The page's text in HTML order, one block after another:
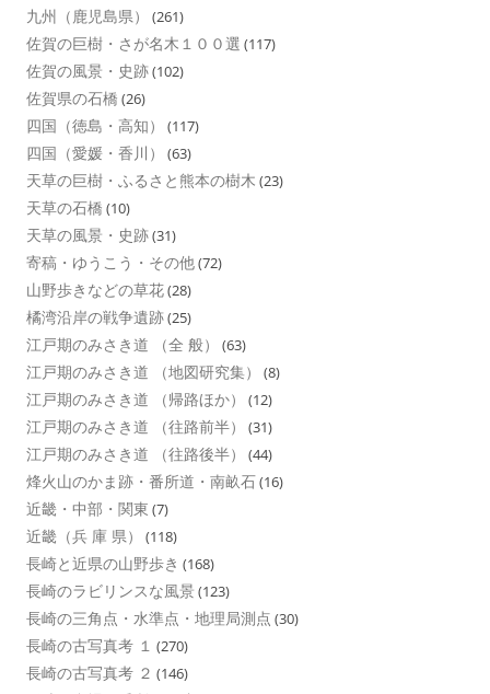
九州（鹿児島県） (261)
佐賀の巨樹・さが名木１００選 (117)
佐賀の風景・史跡(102)
佐賀県の石橋 (26)
四国（徳島・高知） (117)
四国（愛媛・香川） (63)
天草の巨樹・ふるさと熊本の樹木 (23)
天草の石橋 (10)
天草の風景・史跡(31)
寄稿・ゆうこう・その他(72)
山野歩きなどの草花(28)
橘湾沿岸の戦争遺跡(25)
江戸期のみさき道 （全 般） (63)
江戸期のみさき道 （地図研究集） (8)
江戸期のみさき道 （帰路ほか） (12)
江戸期のみさき道 （往路前半） (31)
江戸期のみさき道 （往路後半） (44)
烽火山のかま跡・番所道・南畝石(16)
近畿・中部・関東 (7)
近畿（兵 庫 県） (118)
長崎と近県の山野歩き (168)
長崎のラビリンスな風景 (123)
長崎の三角点・水準点・地理局測点 (30)
長崎の古写真考 １ (270)
長崎の古写真考 ２ (146)